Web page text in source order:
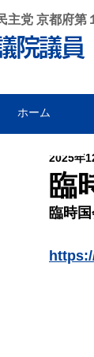
主党 京都府第
院議
セ
ホーム
臨
2025年
臨時